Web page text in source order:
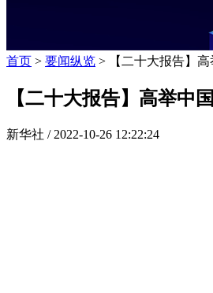
首页 > 要闻纵览 > 【二十大报告】
【二十大报告】高举中
新华社 / 2022-10-26 12:22:24